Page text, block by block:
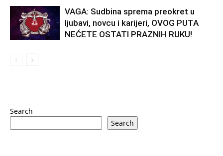
VAGA: Sudbina sprema preokret u
ljubavi, novcu i karijeri, OVOG PUTA
NEĆETE OSTATI PRAZNIH RUKU!
Search
Search